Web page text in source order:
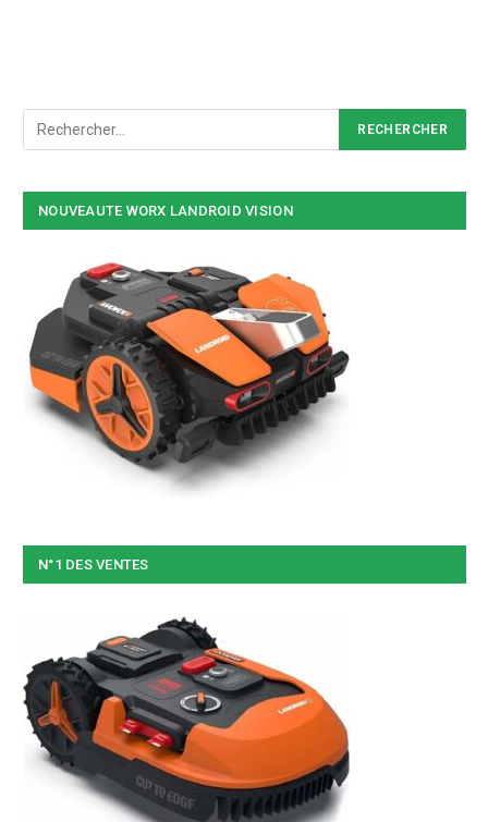
NOUVEAUTE WORX LANDROID VISION
N°1 DES VENTES